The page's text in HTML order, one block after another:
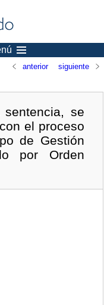
anterior siguiente
se
el proceso
de Gestión
por Orden